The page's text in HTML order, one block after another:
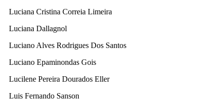
Luciana Cristina Correia Limeira
Luciana Dallagnol
Luciano Alves Rodrigues Dos Santos
Luciano Epaminondas Gois
Lucilene Pereira Dourados Eller
Luis Fernando Sanson